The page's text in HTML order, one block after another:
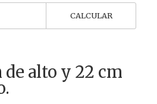
CALCULAR
alto y 22 cm